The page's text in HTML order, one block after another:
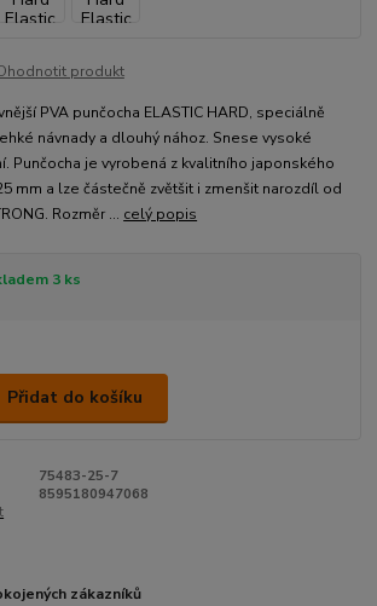
produkt
PVA punčocha ELASTIC HARD, speciálně
návnady a dlouhý nához. Snese vysoké
Punčocha je vyrobená z kvalitního japonského
mm a lze částečně zvětšit i zmenšit narozdíl od
Rozměr ... celý popis
3 ks
Přidat do košíku
75483-25-7
8595180947068
zákazníků